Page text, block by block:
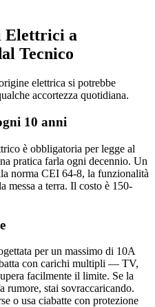
Elettrici a
Tecnico
elettrica si potrebbe
accortezza quotidiana.
10 anni
è obbligatoria per legge al
pratica farla ogni decennio. Un
norma CEI 64-8, la funzionalità
messa a terra. Il costo è 150-
per un massimo di 10A
con carichi multipli — TV,
facilmente il limite. Se la
rumore, stai sovraccaricando.
o usa ciabatte con protezione